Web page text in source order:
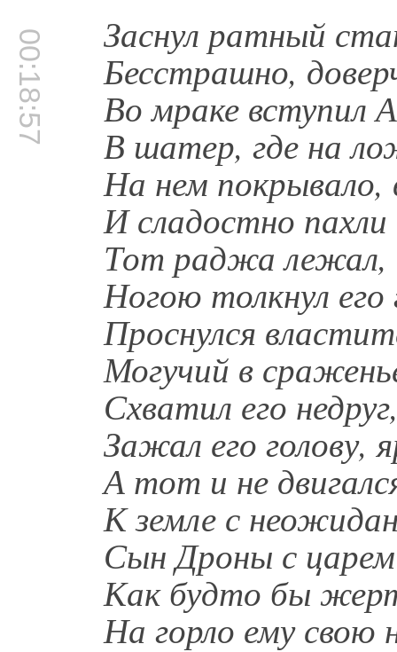
00:18:57 Заснул ратный
Бесстрашно,
Во мраке вступил
В шатер, где на
На нем покрывало,
И сладостно пахли
Тот раджа
Ногою толкнул
Проснулся
Могучий в
Схватил его
Зажал его голову,
А тот и не
К земле с
Сын Дроны с
Как будто бы
На горло ему свою